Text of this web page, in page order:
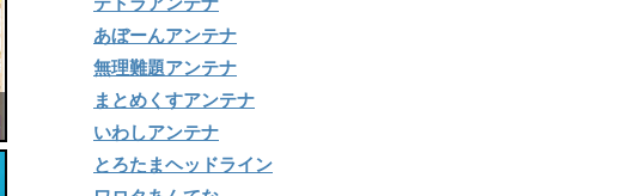
あぼーんアンテナ
無理難題アンテナ
まとめくすアンテナ
いわしアンテナ
とろたまヘッドライン